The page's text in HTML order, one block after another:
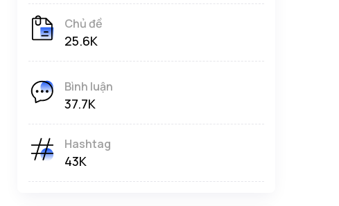
Chủ đề
25.6K
Bình luận
37.7K
Hashtag
43K